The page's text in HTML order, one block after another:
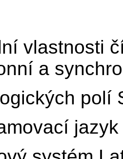
vlastnosti
a
polí